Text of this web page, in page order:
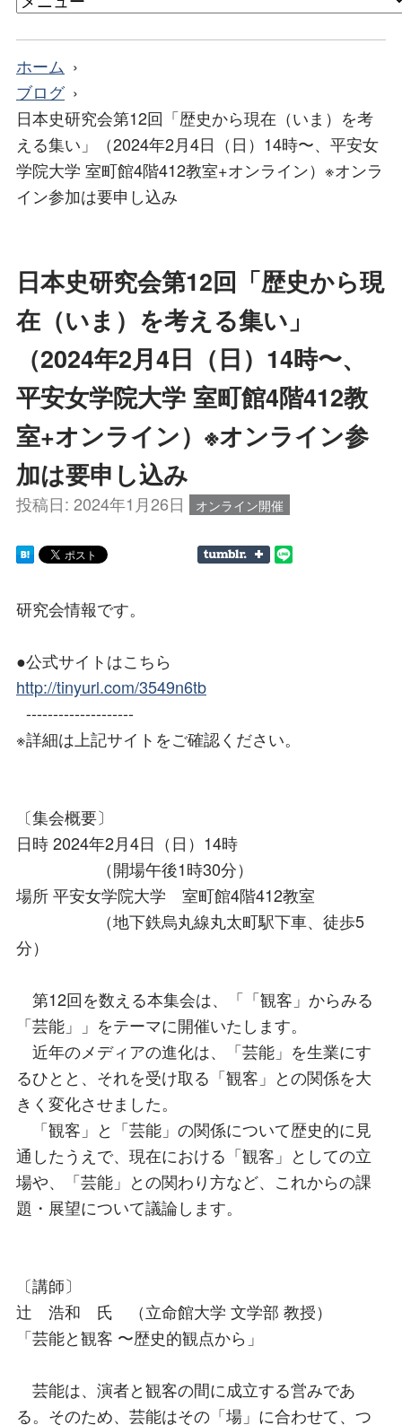
ホーム
ブログ
日本史研究会第12回「歴史から現在（いま）を考
える集い」（2024年2月4日（日）14時〜、平安女
学院大学 室町館4階412教室+オンライン）※オンラ
イン参加は要申し込み
日本史研究会第12回「歴史から現
在（いま）を考える集い」
（2024年2月4日（日）14時〜、
平安女学院大学 室町館4階412教
室+オンライン）※オンライン参
加は要申し込み
投稿日: 2024年1月26日 オンライン開催
研究会情報です。
●公式サイトはこちら
http://tinyurl.com/3549n6tb
--------------------
※詳細は上記サイトをご確認ください。
〔集会概要〕
日時 2024年2月4日（日）14時
（開場午後1時30分）
場所 平安女学院大学 室町館4階412教室
（地下鉄烏丸線丸太町駅下車、徒歩5
分）
第12回を数える本集会は、「「観客」からみる
「芸能」」をテーマに開催いたします。
近年のメディアの進化は、「芸能」を生業にす
るひとと、それを受け取る「観客」との関係を大
きく変化させました。
「観客」と「芸能」の関係について歴史的に見
通したうえで、現在における「観客」としての立
場や、「芸能」との関わり方など、これからの課
題・展望について議論します。
〔講師〕
辻 浩和 氏 （⽴命館⼤学 ⽂学部 教授）
「芸能と観客 〜歴史的観点から」
芸能は、演者と観客の間に成⽴する営みであ
る。そのため、芸能はその「場」に合わせて、つ